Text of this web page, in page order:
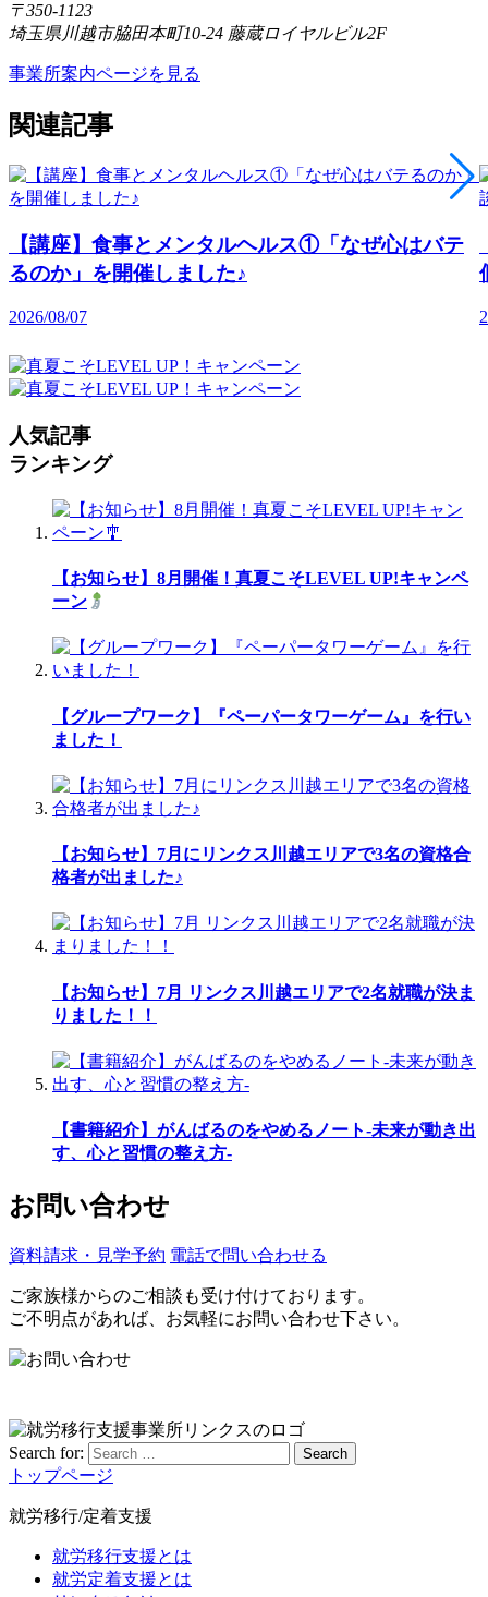
〒350-1123
埼玉県川越市脇田本町10-24 藤蔵ロイヤルビル2F
事業所案内ページを見る
関連記事
【講座】食事とメンタルヘルス①「なぜ心はバテ
るのか」を開催しました♪
2026/08/07
人気記事
ランキング
【お知らせ】8月開催！真夏こそLEVEL UP!キャンペ
ーン
【グループワーク】『ペーパータワーゲーム』を行い
ました！
【お知らせ】7月にリンクス川越エリアで3名の資格合
格者が出ました♪
【お知らせ】7月 リンクス川越エリアで2名就職が決ま
りました！！
【書籍紹介】がんばるのをやめるノート-未来が動き出
す、心と習慣の整え方-
お問い合わせ
資料請求・見学予約 電話で問い合わせる
ご家族様からのご相談も受け付けております。
ご不明点があれば、お気軽にお問い合わせ下さい。
Search for: Search
トップページ
就労移行/定着支援
就労移行支援とは
就労定着支援とは